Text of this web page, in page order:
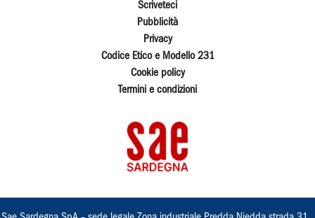
Scriveteci
Pubblicità
Privacy
Codice Etico e Modello 231
Cookie policy
Termini e condizioni